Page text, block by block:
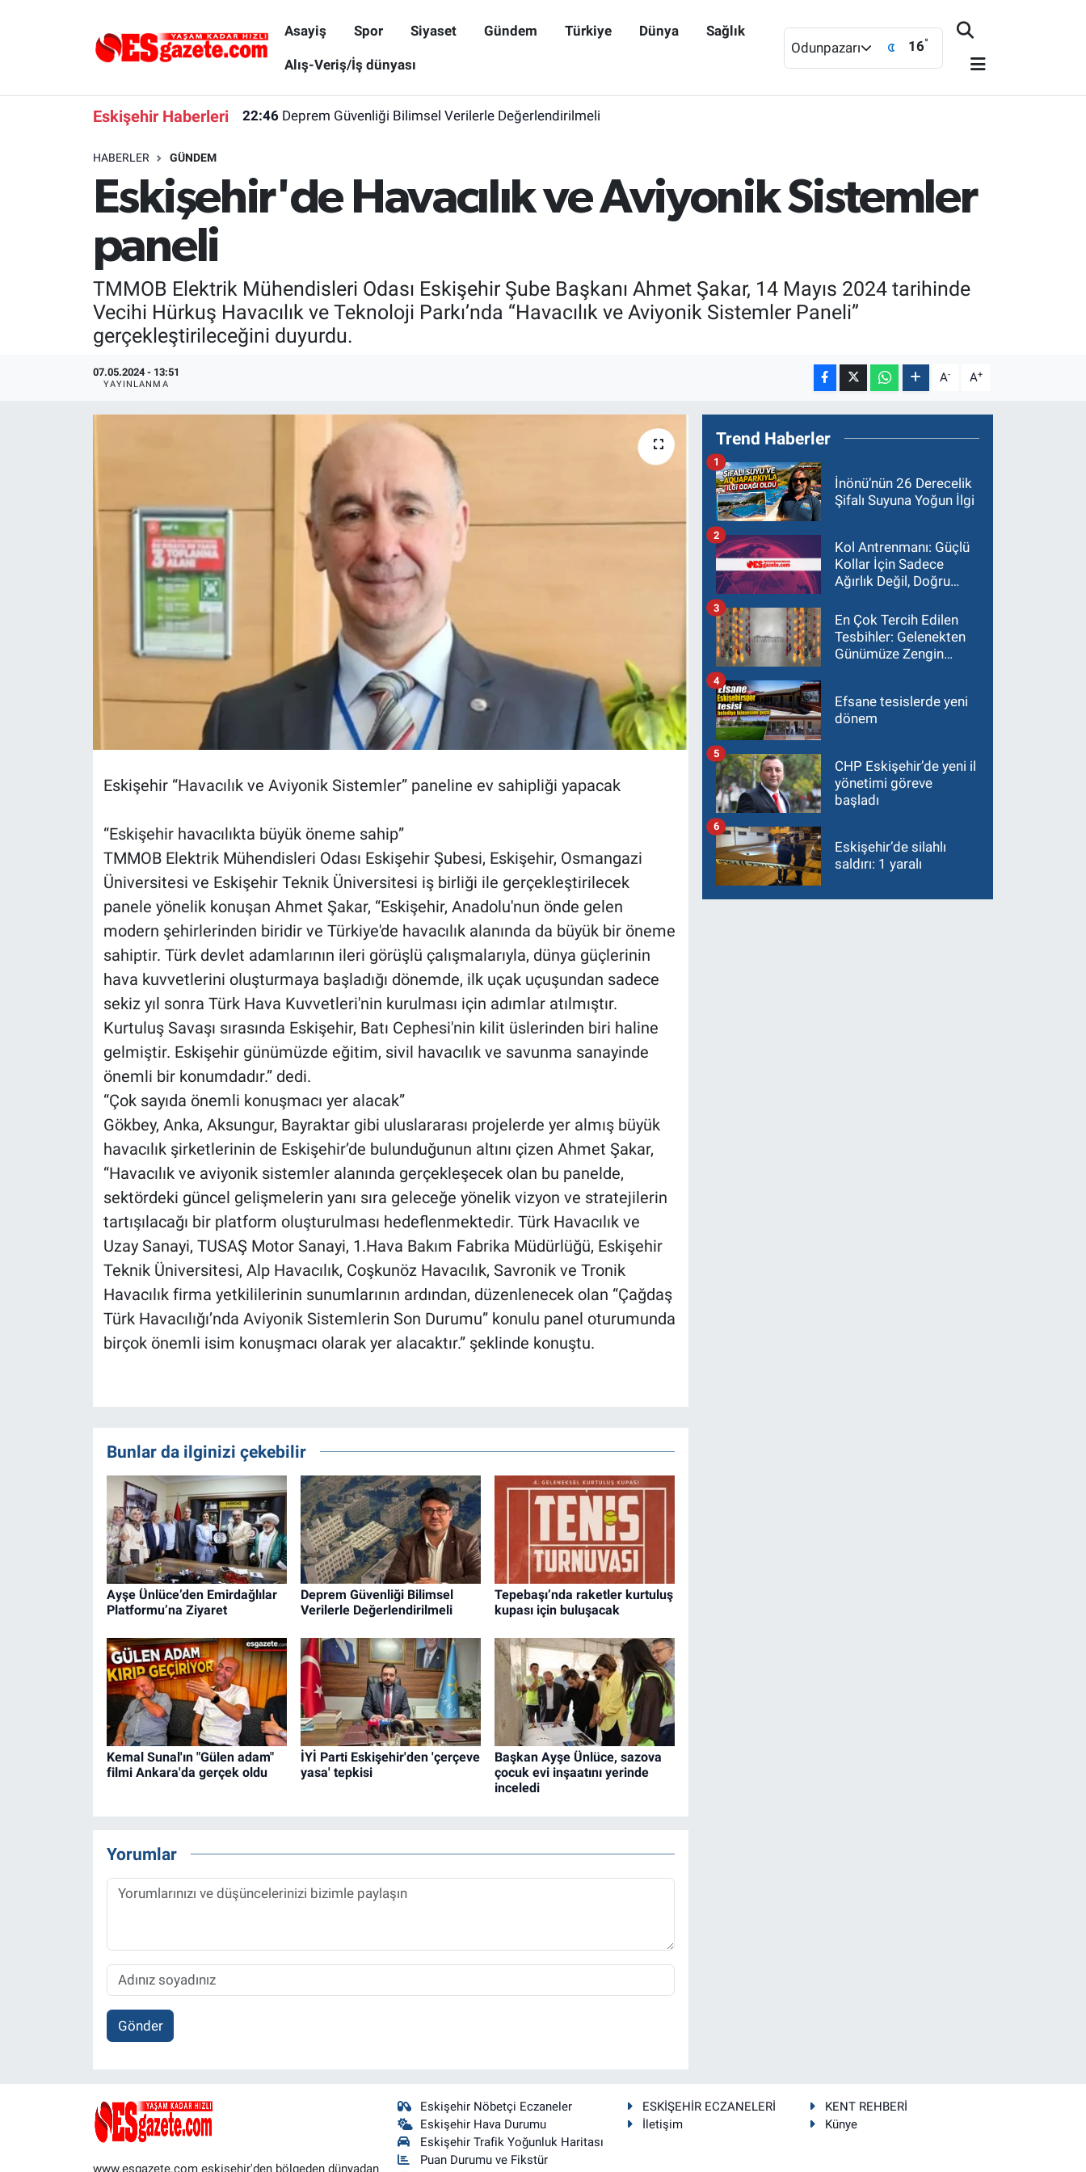
Asayiş Spor Siyaset Gündem Türkiye Dünya Sağlık
Alış-Veriş/İş dünyası
Odunpazarı 16°
Eskişehir Haberleri 22:46 Deprem Güvenliği Bilimsel Verilerle Değerlendirilmeli
HABERLER GÜNDEM
Eskişehir'de Havacılık ve Aviyonik Sistemler
paneli
TMMOB Elektrik Mühendisleri Odası Eskişehir Şube Başkanı Ahmet Şakar, 14 Mayıs 2024 tarihinde
Vecihi Hürkuş Havacılık ve Teknoloji Parkı’nda “Havacılık ve Aviyonik Sistemler Paneli”
gerçekleştirileceğini duyurdu.
07.05.2024 - 13:51
YAYINLANMA A- A+
Eskişehir “Havacılık ve Aviyonik Sistemler” paneline ev sahipliği yapacak
“Eskişehir havacılıkta büyük öneme sahip”
TMMOB Elektrik Mühendisleri Odası Eskişehir Şubesi, Eskişehir, Osmangazi
Üniversitesi ve Eskişehir Teknik Üniversitesi iş birliği ile gerçekleştirilecek
panele yönelik konuşan Ahmet Şakar, “Eskişehir, Anadolu'nun önde gelen
modern şehirlerinden biridir ve Türkiye'de havacılık alanında da büyük bir öneme
sahiptir. Türk devlet adamlarının ileri görüşlü çalışmalarıyla, dünya güçlerinin
hava kuvvetlerini oluşturmaya başladığı dönemde, ilk uçak uçuşundan sadece
sekiz yıl sonra Türk Hava Kuvvetleri'nin kurulması için adımlar atılmıştır.
Kurtuluş Savaşı sırasında Eskişehir, Batı Cephesi'nin kilit üslerinden biri haline
gelmiştir. Eskişehir günümüzde eğitim, sivil havacılık ve savunma sanayinde
önemli bir konumdadır.” dedi.
“Çok sayıda önemli konuşmacı yer alacak”
Gökbey, Anka, Aksungur, Bayraktar gibi uluslararası projelerde yer almış büyük
havacılık şirketlerinin de Eskişehir’de bulunduğunun altını çizen Ahmet Şakar,
“Havacılık ve aviyonik sistemler alanında gerçekleşecek olan bu panelde,
sektördeki güncel gelişmelerin yanı sıra geleceğe yönelik vizyon ve stratejilerin
tartışılacağı bir platform oluşturulması hedeflenmektedir. Türk Havacılık ve
Uzay Sanayi, TUSAŞ Motor Sanayi, 1.Hava Bakım Fabrika Müdürlüğü, Eskişehir
Teknik Üniversitesi, Alp Havacılık, Coşkunöz Havacılık, Savronik ve Tronik
Havacılık firma yetkililerinin sunumlarının ardından, düzenlenecek olan “Çağdaş
Türk Havacılığı’nda Aviyonik Sistemlerin Son Durumu” konulu panel oturumunda
birçok önemli isim konuşmacı olarak yer alacaktır.” şeklinde konuştu.
Bunlar da ilginizi çekebilir
Ayşe Ünlüce’den Emirdağlılar
Platformu’na Ziyaret
Deprem Güvenliği Bilimsel
Verilerle Değerlendirilmeli
Tepebaşı’nda raketler kurtuluş
kupası için buluşacak
Kemal Sunal'ın "Gülen adam"
filmi Ankara'da gerçek oldu
İYİ Parti Eskişehir'den 'çerçeve
yasa' tepkisi
Başkan Ayşe Ünlüce, sazova
çocuk evi inşaatını yerinde
inceledi
Yorumlar
Gönder
Trend Haberler
İnönü’nün 26 Derecelik
Şifalı Suyuna Yoğun İlgi
1
Kol Antrenmanı: Güçlü
Kollar İçin Sadece
Ağırlık Değil, Doğru
2
En Çok Tercih Edilen
Tesbihler: Gelenekten
Günümüze Zengin
3
Efsane tesislerde yeni
dönem
4
CHP Eskişehir’de yeni il
yönetimi göreve
başladı
5
Eskişehir’de silahlı
saldırı: 1 yaralı
6
www.esgazete.com eskişehir'den bölgeden dünyadan
Eskişehir Nöbetçi Eczaneler
Eskişehir Hava Durumu
Eskişehir Trafik Yoğunluk Haritası
Puan Durumu ve Fikstür
ESKİŞEHİR ECZANELERİ
KENT REHBERİ
İletişim
Künye
Alış-Veriş/İş dünyası
Eskişehirspor Arşivi
Röportaj
Ekonomi
Kültür Sanat
Eskişehir Nöbetçi Eczaneler
Süper Lig Puan Durumu ve Fikstür
Son Dakika Haberleri
Haber Arşivi